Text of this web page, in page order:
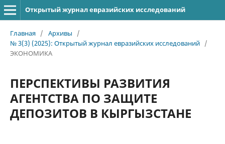
Открытый журнал евразийских исследований
Главная / Архивы
/
№ 3(3) (2025): Открытый журнал евразийских исследований /
ЭКОНОМИКА
ПЕРСПЕКТИВЫ РАЗВИТИЯ
АГЕНТСТВА ПО ЗАЩИТЕ
ДЕПОЗИТОВ В КЫРГЫЗСТАНЕ